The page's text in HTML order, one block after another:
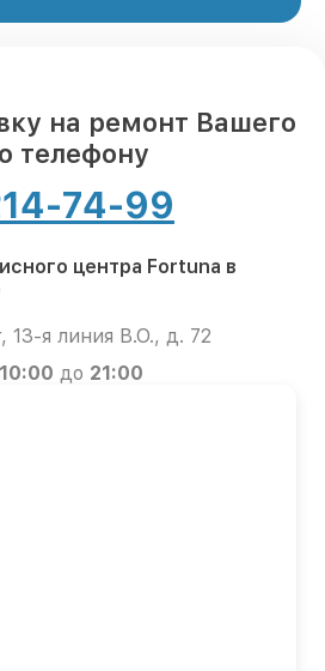
на ремонт Вашего
телефону
74-99
центра Fortuna в
13-я линия В.О., д. 72
10:00 до 21:00